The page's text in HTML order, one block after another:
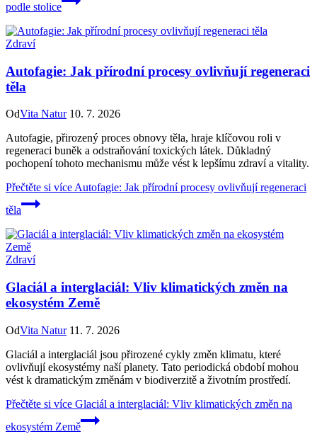
podle stolice
Zdraví
Autofagie: Jak přírodní procesy ovlivňují regeneraci
těla
OdVita Natur 10. 7. 2026
Autofagie, přirozený proces obnovy těla, hraje klíčovou roli v
regeneraci buněk a odstraňování toxických látek. Důkladný
pochopení tohoto mechanismu může vést k lepšímu zdraví a vitality.
Přečtěte si více Autofagie: Jak přírodní procesy ovlivňují regeneraci
těla
Zdraví
Glaciál a interglaciál: Vliv klimatických změn na
ekosystém Země
OdVita Natur 11. 7. 2026
Glaciál a interglaciál jsou přirozené cykly změn klimatu, které
ovlivňují ekosystémy naší planety. Tato periodická období mohou
vést k dramatickým změnám v biodiverzitě a životním prostředí.
Přečtěte si více Glaciál a interglaciál: Vliv klimatických změn na
ekosystém Země